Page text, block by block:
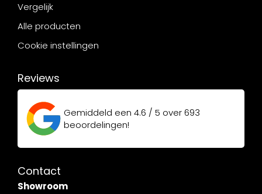
Vergelijk
Alle producten
Cookie instellingen
Reviews
Gemiddeld een 4.6 / 5 over693
beoordelingen!
Contact
Showroom